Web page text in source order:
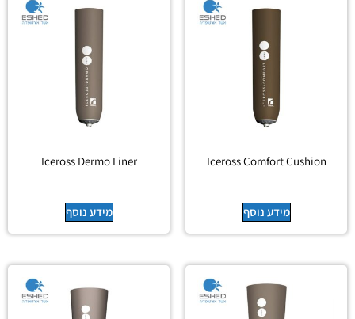
Iceross Comfort Cushion
מידע נוסף
Iceross Dermo Liner
מידע נוסף